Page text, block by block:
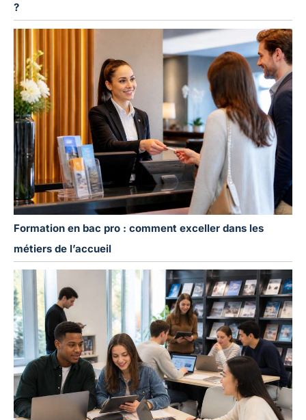
?
Formation en bac pro : comment exceller dans les
métiers de l’accueil